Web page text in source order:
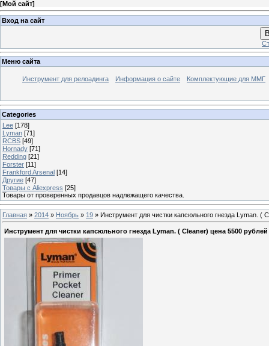
[Мой сайт]
Вход на сайт
Меню сайта
Инструмент для релоадинга Информация о сайте Комплектующие для ММГ
Categories
Lee [178]
Lyman [71]
RCBS [49]
Hornady [71]
Redding [21]
Forster [11]
Frankford Arsenal [14]
Другие [47]
Товары с Aliexpress [25]
Товары от проверенных продавцов надлежащего качества.
Главная » 2014 » Ноябрь » 19 » Инструмент для чистки капсюльного гнезда Lyman. (
Инструмент для чистки капсюльного гнезда Lyman. ( Cleaner) цена 5500 рублей